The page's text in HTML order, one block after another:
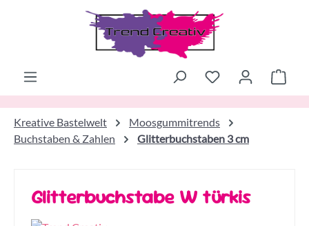
Zum Hauptinhalt springen
Kreative Bastelwelt
Moosgummitrends
Buchstaben & Zahlen
Glitterbuchstaben 3 cm
Glitterbuchstabe W türkis